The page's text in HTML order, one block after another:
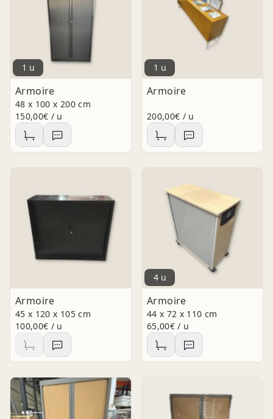
1 u
Armoire
48 x 100 x 200 cm
150,00€ / u
1 u
Armoire
200,00€ / u
Armoire
45 x 120 x 105 cm
100,00€ / u
4 u
Armoire
44 x 72 x 110 cm
65,00€ / u